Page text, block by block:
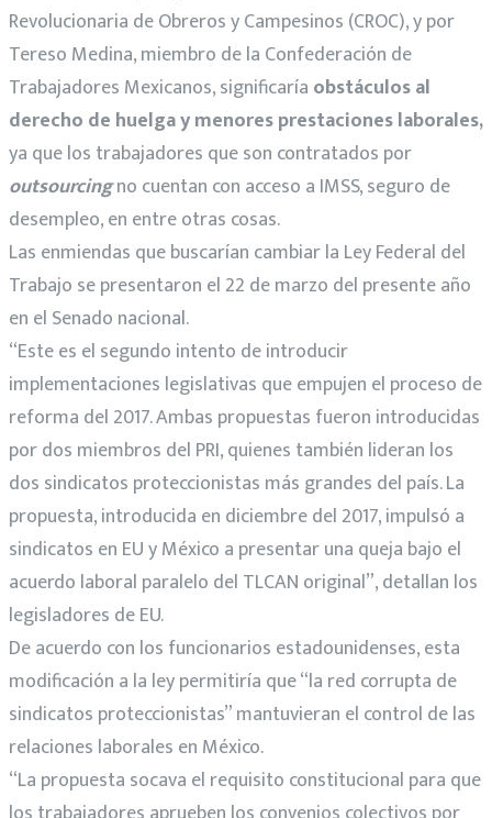
Revolucionaria de Obreros y Campesinos (CROC), y por
Tereso Medina, miembro de la Confederación de
Trabajadores Mexicanos, significaría obstáculos al
derecho de huelga y menores prestaciones laborales,
ya que los trabajadores que son contratados por
outsourcingno cuentan con acceso a IMSS, seguro de
desempleo, en entre otras cosas.
Las enmiendas que buscarían cambiar la Ley Federal del
Trabajo se presentaron el 22 de marzo del presente año
en el Senado nacional.
“Este es el segundo intento de introducir
implementaciones legislativas que empujen el proceso de
reforma del 2017. Ambas propuestas fueron introducidas
por dos miembros del PRI, quienes también lideran los
dos sindicatos proteccionistas más grandes del país. La
propuesta, introducida en diciembre del 2017, impulsó a
sindicatos en EU y México a presentar una queja bajo el
acuerdo laboral paralelo del TLCAN original”, detallan los
legisladores de EU.
De acuerdo con los funcionarios estadounidenses, esta
modificación a la ley permitiría que “la red corrupta de
sindicatos proteccionistas” mantuvieran el control de las
relaciones laborales en México.
“La propuesta socava el requisito constitucional para que